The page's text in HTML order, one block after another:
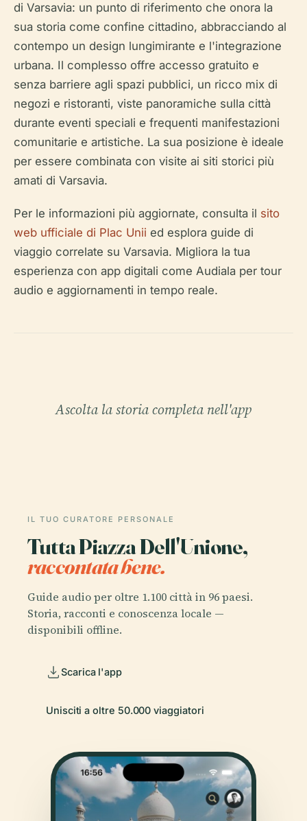
di Varsavia: un punto di riferimento che onora la
sua storia come confine cittadino, abbracciando al
contempo un design lungimirante e l'integrazione
urbana. Il complesso offre accesso gratuito e
senza barriere agli spazi pubblici, un ricco mix di
negozi e ristoranti, viste panoramiche sulla città
durante eventi speciali e frequenti manifestazioni
comunitarie e artistiche. La sua posizione è ideale
per essere combinata con visite ai siti storici più
amati di Varsavia.
Per le informazioni più aggiornate, consulta il sito
web ufficiale di Plac Unii ed esplora guide di
viaggio correlate su Varsavia. Migliora la tua
esperienza con app digitali come Audiala per tour
audio e aggiornamenti in tempo reale.
Ascolta la storia completa nell'app
IL TUO CURATORE PERSONALE
Tutta Piazza Dell'Unione,
raccontata bene.
Guide audio per oltre 1.100 città in 96 paesi.
Storia, racconti e conoscenza locale —
disponibili offline.
Scarica l'app
Unisciti a oltre 50.000 viaggiatori